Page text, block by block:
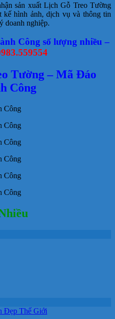
sản xuất Lịch Gỗ Treo Tường
kế hình ảnh, dịch vụ và thông tin
doanh nghiệp.
Công số lượng nhiều –
Tường – Mã Đáo
Công